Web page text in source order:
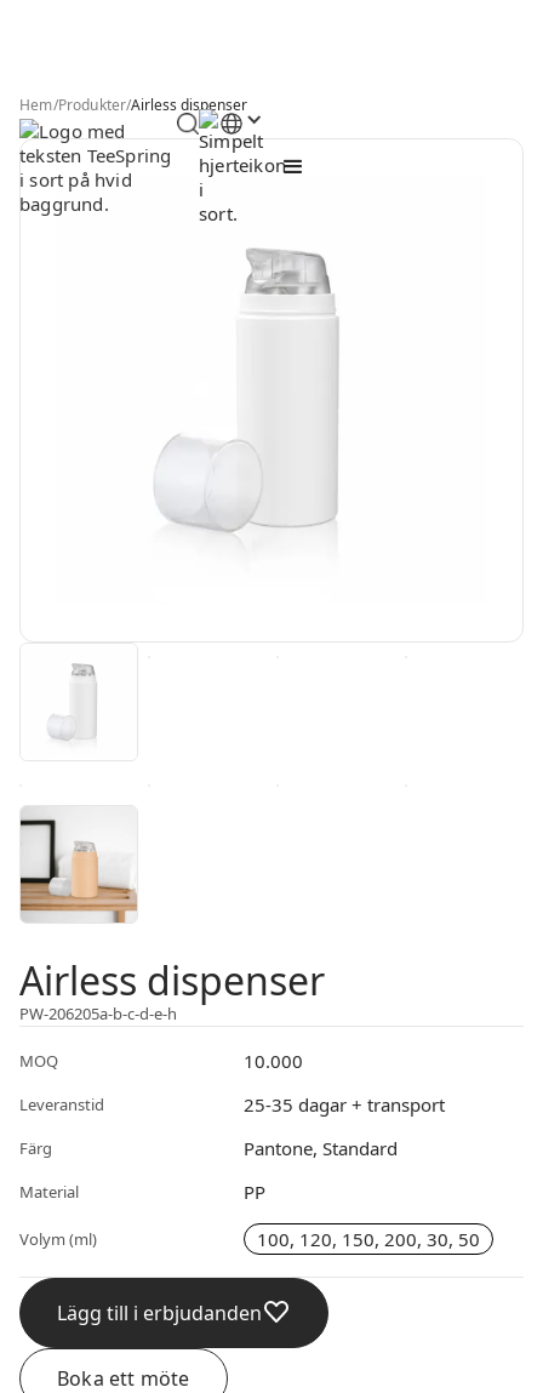
Hem/Produkter/Airless dispenser
Airless dispenser
PW-206205a-b-c-d-e-h
MOQ 10.000
Leveranstid 25-35 dagar + transport
Färg Pantone, Standard
Material PP
Volym (ml) 100, 120, 150, 200, 30, 50
Lägg till i erbjudanden
Boka ett möte